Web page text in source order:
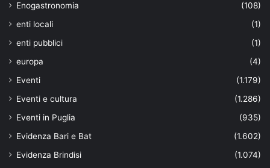
Enogastronomia
(108)
enti locali
(1)
enti pubblici
(1)
europa
(4)
Eventi
(1.179)
Eventi e cultura
(1.286)
Eventi in Puglia
(935)
Evidenza Bari e Bat
(1.602)
Evidenza Brindisi
(1.074)